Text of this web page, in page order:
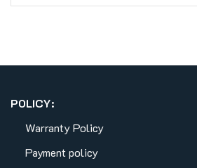
POLICY:
Warranty Policy
Payment policy